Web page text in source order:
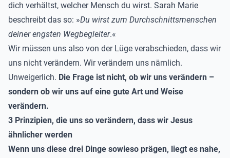
dich verhältst, welcher Mensch du wirst. Sarah Marie
beschreibt das so: »Du wirst zum Durchschnittsmenschen
deiner engsten Wegbegleiter.«
Wir müssen uns also von der Lüge verabschieden, dass wir
uns nicht verändern. Wir verändern uns nämlich.
Unweigerlich. Die Frage ist nicht, ob wir uns verändern –
sondern ob wir uns auf eine gute Art und Weise
verändern.
3 Prinzipien, die uns so verändern, dass wir Jesus
ähnlicher werden
Wenn uns diese drei Dinge sowieso prägen, liegt es nahe,